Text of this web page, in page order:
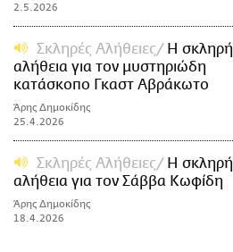
2.5.2026
Σκληρές Αλήθειες
Η σκληρή
αλήθεια για τον μυστηριώδη
κατάσκοπο Γκαστ Αβράκωτο
Άρης Δημοκίδης
25.4.2026
Σκληρές Αλήθειες
Η σκληρή
αλήθεια για τον Σάββα Κωφίδη
Άρης Δημοκίδης
18.4.2026